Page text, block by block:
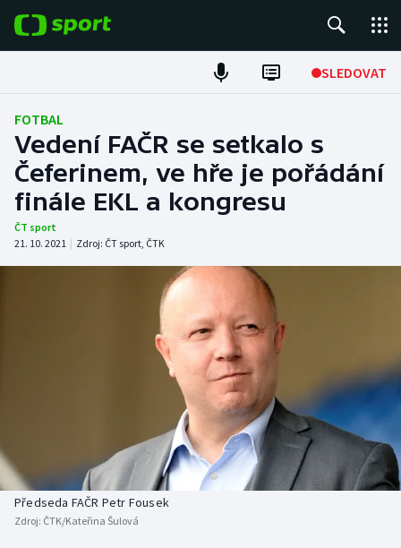
SLEDOVAT
Fotbal
Hokej
Tenis
Atletika
Biatlon
Historické návraty
Aplikace ČT sport
FOTBAL
Vedení FAČR se setkalo s
Čeferinem, ve hře je pořádání
finále EKL a kongresu
ČT sport
21. 10. 2021 | Zdroj: ČT sport, ČTK
Předseda FAČR Petr Fousek
Zdroj: ČTK/Kateřina Šulová